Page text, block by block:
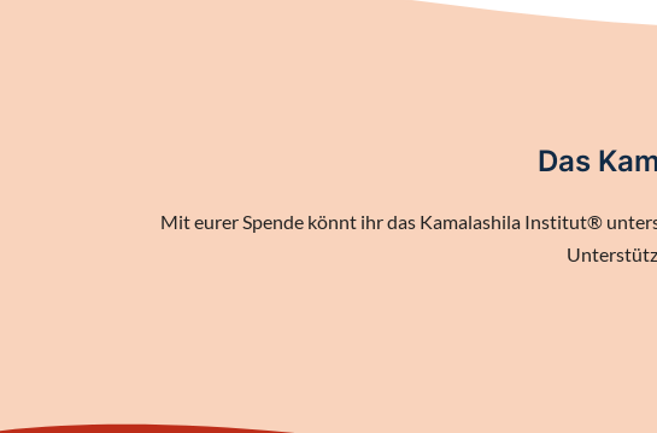
Das
Mit eurer Spende könnt ihr das Kamalashila Institut®